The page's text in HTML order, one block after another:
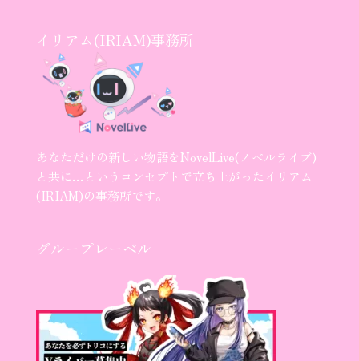
イリアム(IRIAM)事務所
あなただけの新しい物語をNovelLive(ノベルライブ)
と共に…というコンセプトで立ち上がったイリアム
(IRIAM)の事務所です。
グループレーベル